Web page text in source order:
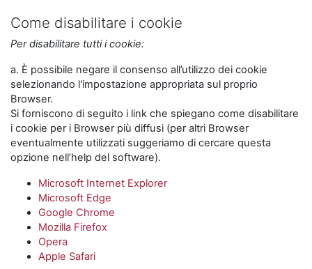
Come disabilitare i cookie
Per disabilitare tutti i cookie:
a. È possibile negare il consenso all’utilizzo dei cookie
selezionando l'impostazione appropriata sul proprio
Browser.
Si forniscono di seguito i link che spiegano come disabilitare
i cookie per i Browser più diffusi (per altri Browser
eventualmente utilizzati suggeriamo di cercare questa
opzione nell’help del software).
Microsoft Internet Explorer
Microsoft Edge
Google Chrome
Mozilla Firefox
Opera
Apple Safari